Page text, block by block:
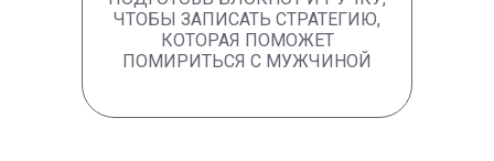
ЧТОБЫ ЗАПИСАТЬ СТРАТЕГИЮ,
КОТОРАЯ ПОМОЖЕТ
ПОМИРИТЬСЯ С МУЖЧИНОЙ